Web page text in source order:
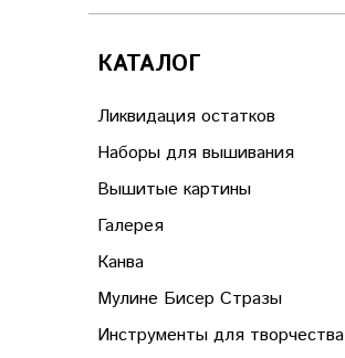
КАТАЛОГ
Ликвидация остатков
Наборы для вышивания
Вышитые картины
Галерея
Канва
Мулине Бисер Стразы
Инструменты для творчества